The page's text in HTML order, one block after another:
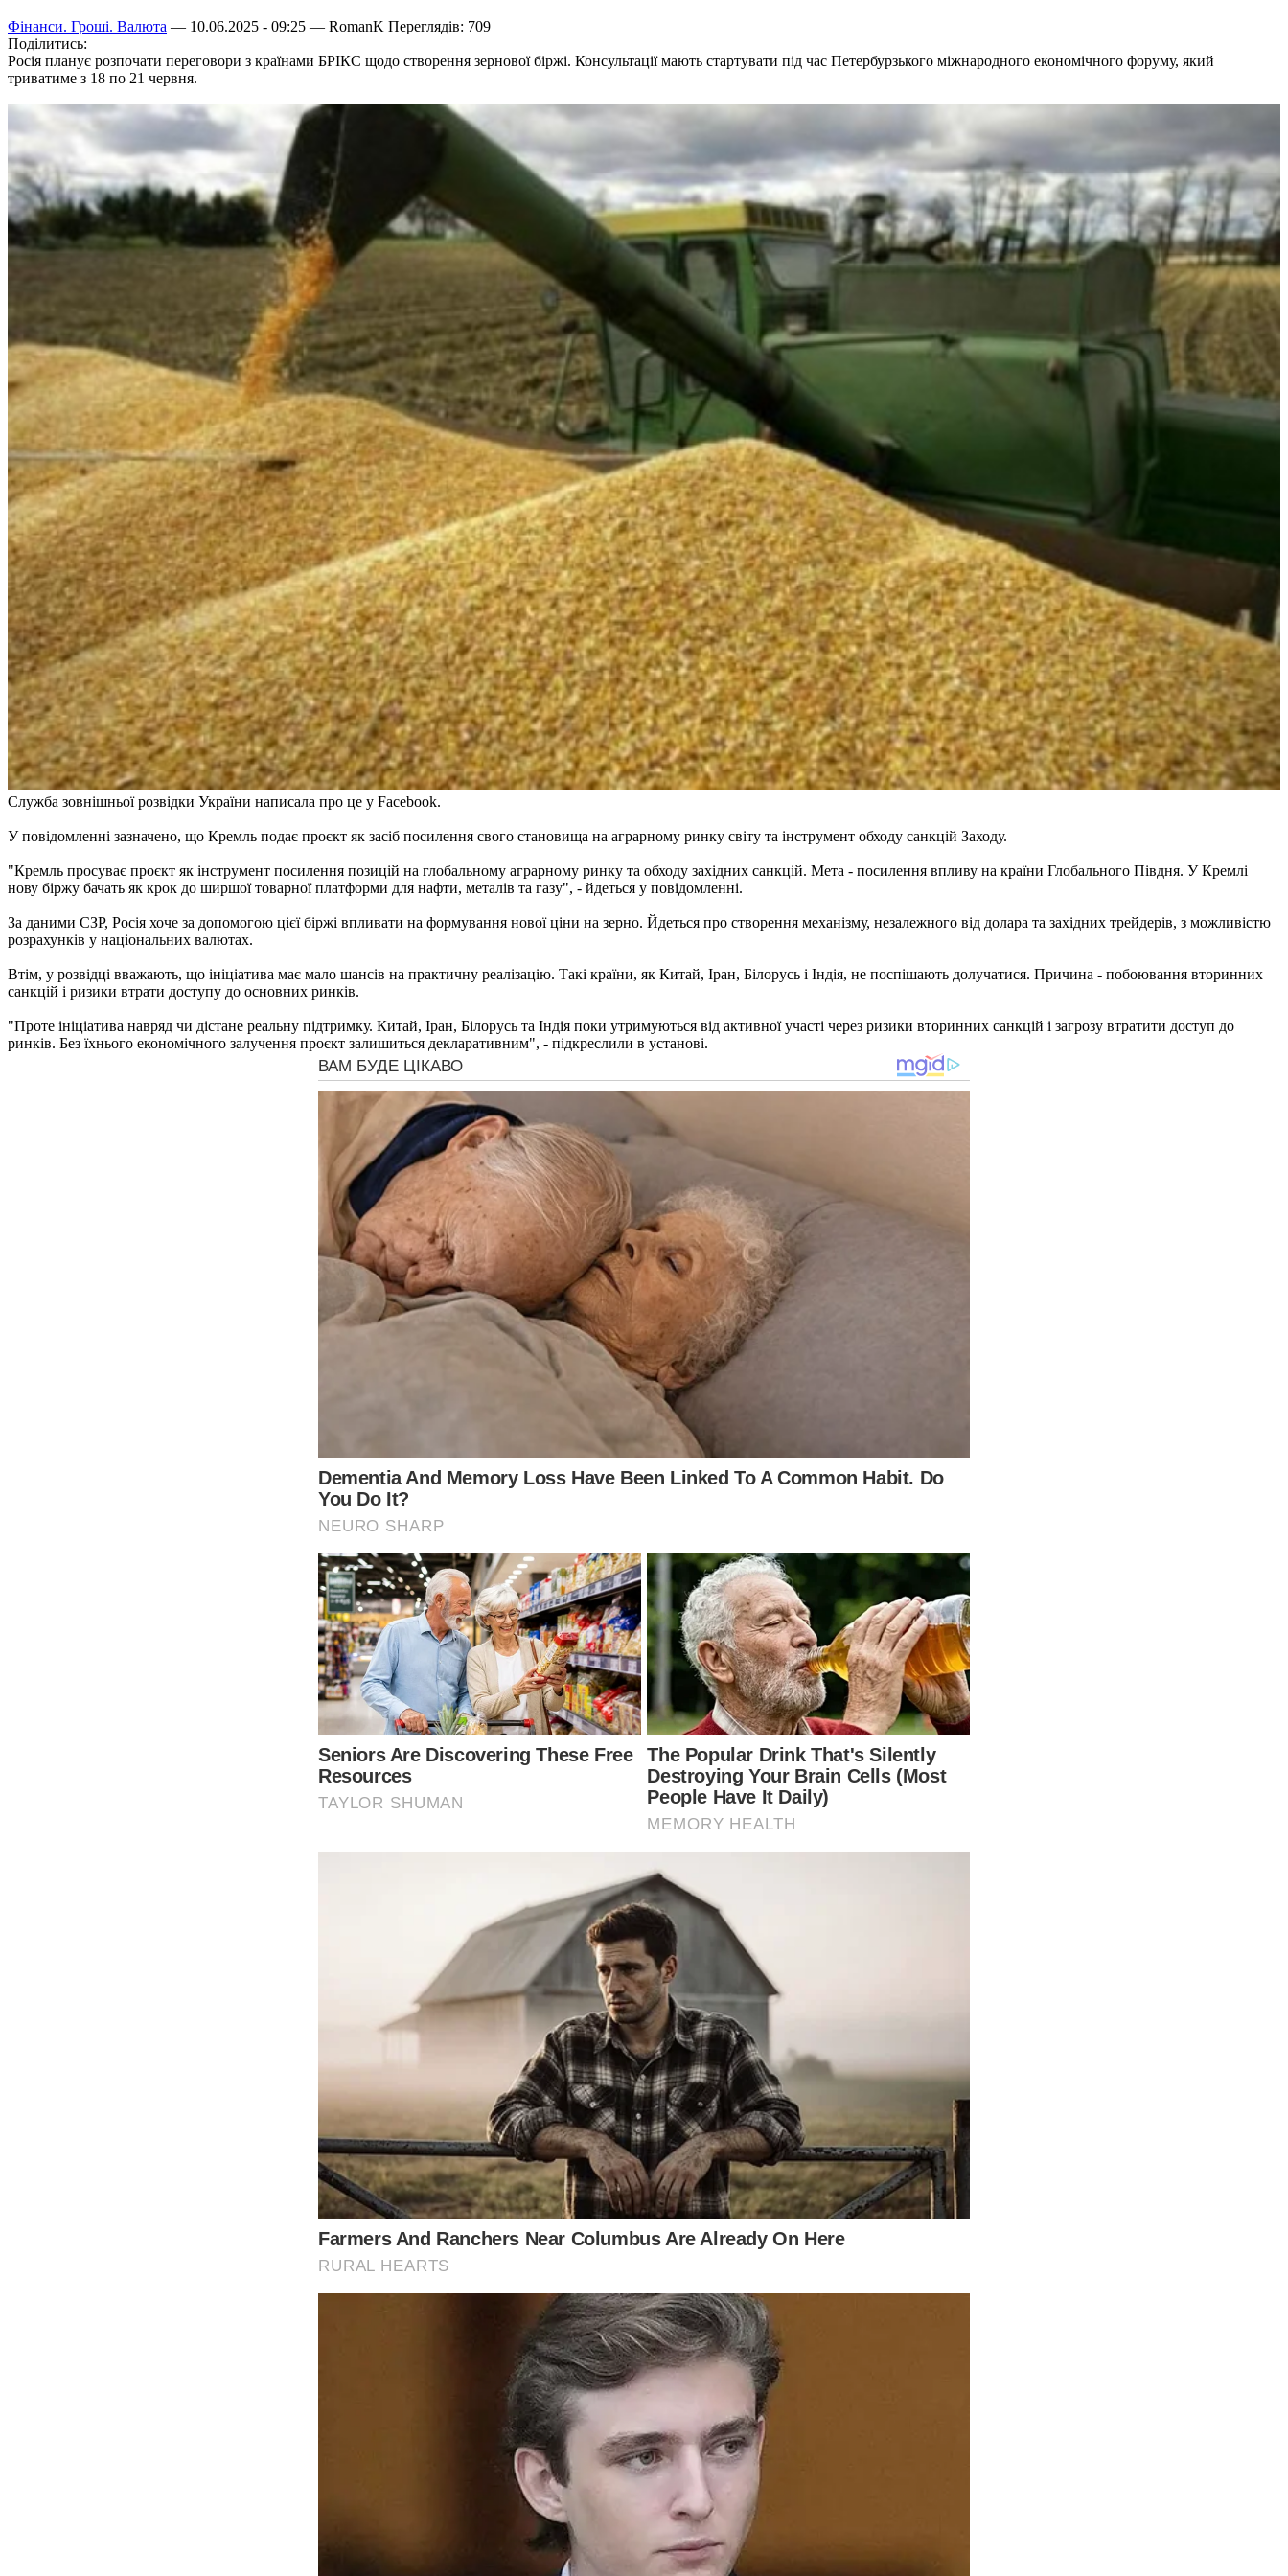
Фінанси. Гроші. Валюта — 10.06.2025 - 09:25 — RomanK Переглядів: 709
Поділитись:
Росія планує розпочати переговори з країнами БРІКС щодо створення зернової біржі. Консультації мають стартувати під час Петербурзького міжнародного економічного форуму, який
триватиме з 18 по 21 червня.
Служба зовнішньої розвідки України написала про це у Facebook.
У повідомленні зазначено, що Кремль подає проєкт як засіб посилення свого становища на аграрному ринку світу та інструмент обходу санкцій Заходу.
"Кремль просуває проєкт як інструмент посилення позицій на глобальному аграрному ринку та обходу західних санкцій. Мета - посилення впливу на країни Глобального Півдня. У Кремлі
нову біржу бачать як крок до ширшої товарної платформи для нафти, металів та газу", - йдеться у повідомленні.
За даними СЗР, Росія хоче за допомогою цієї біржі впливати на формування нової ціни на зерно. Йдеться про створення механізму, незалежного від долара та західних трейдерів, з можливістю
розрахунків у національних валютах.
Втім, у розвідці вважають, що ініціатива має мало шансів на практичну реалізацію. Такі країни, як Китай, Іран, Білорусь і Індія, не поспішають долучатися. Причина - побоювання вторинних
санкцій і ризики втрати доступу до основних ринків.
"Проте ініціатива навряд чи дістане реальну підтримку. Китай, Іран, Білорусь та Індія поки утримуються від активної участі через ризики вторинних санкцій і загрозу втратити доступ до
ринків. Без їхнього економічного залучення проєкт залишиться декларативним", - підкреслили в установі.